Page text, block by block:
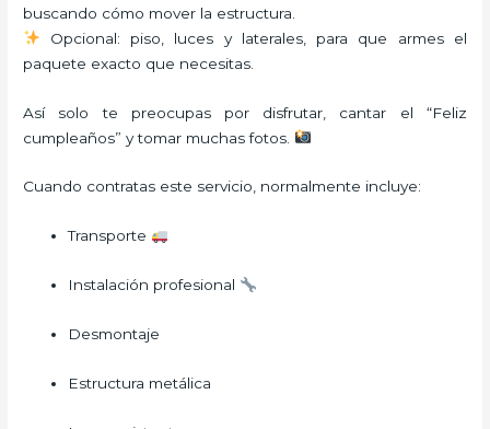
buscando cómo mover la estructura.
Opcional: piso, luces y laterales, para que armes el
paquete exacto que necesitas.
Así solo te preocupas por disfrutar, cantar el “Feliz
cumpleaños” y tomar muchas fotos.
Cuando contratas este servicio, normalmente incluye:
Transporte
Instalación profesional
Desmontaje
Estructura metálica